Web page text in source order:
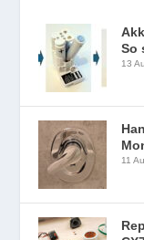
So
13
11